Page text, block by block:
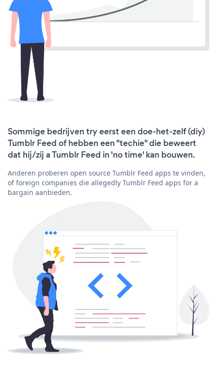
Sommige bedrijven try eerst een doe-het-zelf (diy)
Tumblr Feed of hebben een "techie" die beweert
dat hij/zij a Tumblr Feed in 'no time' kan bouwen.
Anderen proberen open source Tumblr Feed apps te vinden,
of foreign companies die allegedly Tumblr Feed apps for a
bargain aanbieden.